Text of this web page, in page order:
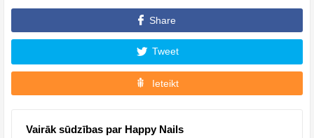
Share
Tweet
Ieteikt
Vairāk sūdzības par Happy Nails